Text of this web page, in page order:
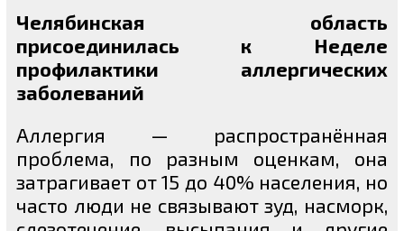
Челябинская область
присоединилась к Неделе
профилактики аллергических
заболеваний
Аллергия — распространённая
проблема, по разным оценкам, она
затрагивает от 15 до 40% населения, но
часто люди не связывают зуд, насморк,